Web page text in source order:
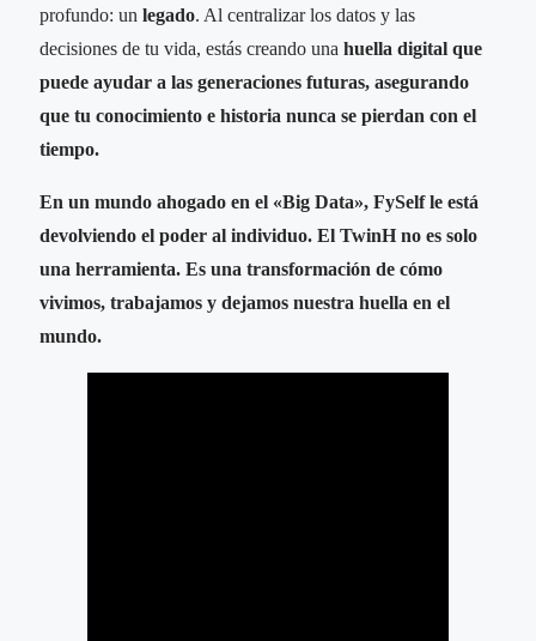
profundo: un legado. Al centralizar los datos y las
decisiones de tu vida, estás creando una huella digital que
puede ayudar a las generaciones futuras, asegurando
que tu conocimiento e historia nunca se pierdan con el
tiempo.
En un mundo ahogado en el «Big Data», FySelf le está
devolviendo el poder al individuo. El TwinH no es solo
una herramienta. Es una transformación de cómo
vivimos, trabajamos y dejamos nuestra huella en el
mundo.